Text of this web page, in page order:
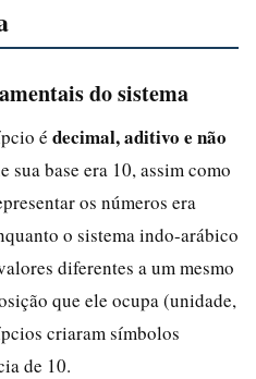
do sistema
é decimal, aditivo e não
sua base era 10, assim como
os números era
o sistema indo-arábico
diferentes a um mesmo
que ele ocupa (unidade,
criaram símbolos
de 10.